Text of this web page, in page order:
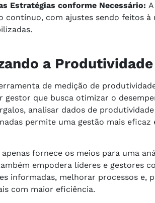
Estratégias conforme Necessário:
contínuo, com ajustes sendo feitos à
a
de medição de
gestor que busca otimizar o
analisar dados de
permite uma gestão mais
apenas fornece os meios para uma
empodera líderes e gestores
informadas, melhorar processos e,
com maior eficiência.